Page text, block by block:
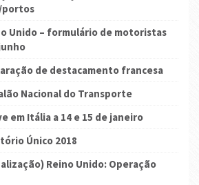
portos
Unido – formulário de motoristas
de destacamento francesa
Nacional do Transporte
em Itália a 14 e 15 de janeiro
Único 2018
Reino Unido: Operação